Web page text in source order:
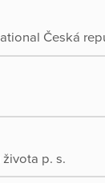
Česká
p. s.